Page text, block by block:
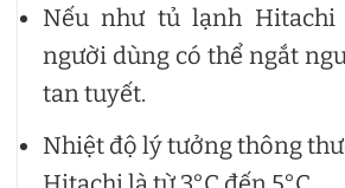
Nếu như tủ lạnh Hitachi
người dùng có thể ngắt
tan tuyết.
Nhiệt độ lý tưởng thông